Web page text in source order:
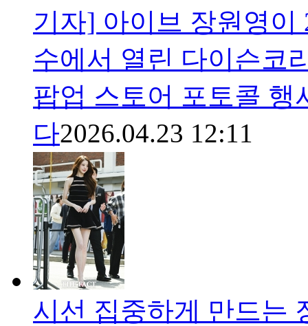
기자] 아이브 장원영이
수에서 열린 다이슨코
팝업 스토어 포토콜 행
다2026.04.23 12:11
시선 집중하게 만드는